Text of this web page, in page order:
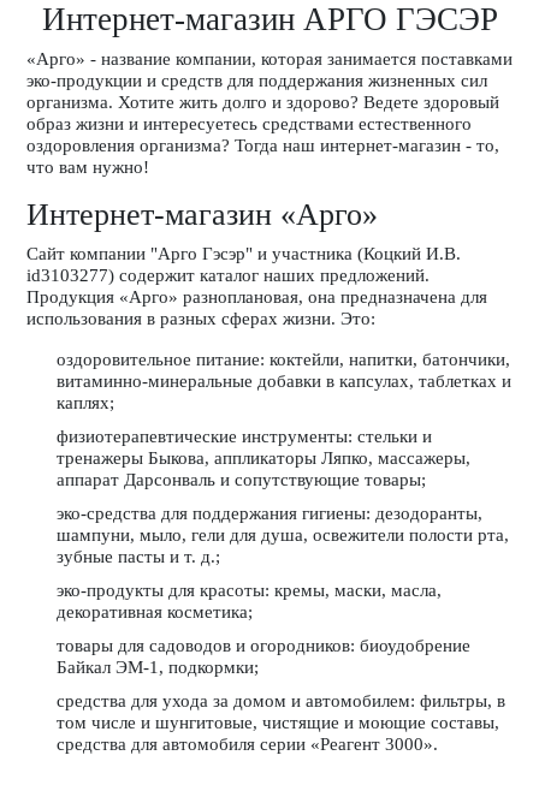
Интернет-магазин АРГО ГЭСЭР
«Арго» - название компании, которая занимается поставками
эко-продукции и средств для поддержания жизненных сил
организма. Хотите жить долго и здорово? Ведете здоровый
образ жизни и интересуетесь средствами естественного
оздоровления организма? Тогда наш интернет-магазин - то,
что вам нужно!
Интернет-магазин «Арго»
Сайт компании "Арго Гэсэр" и участника (Коцкий И.В.
id3103277) содержит каталог наших предложений.
Продукция «Арго» разноплановая, она предназначена для
использования в разных сферах жизни. Это:
оздоровительное питание: коктейли, напитки, батончики,
витаминно-минеральные добавки в капсулах, таблетках и
каплях;
физиотерапевтические инструменты: стельки и
тренажеры Быкова, аппликаторы Ляпко, массажеры,
аппарат Дарсонваль и сопутствующие товары;
эко-средства для поддержания гигиены: дезодоранты,
шампуни, мыло, гели для душа, освежители полости рта,
зубные пасты и т. д.;
эко-продукты для красоты: кремы, маски, масла,
декоративная косметика;
товары для садоводов и огородников: биоудобрение
Байкал ЭМ-1, подкормки;
средства для ухода за домом и автомобилем: фильтры, в
том числе и шунгитовые, чистящие и моющие составы,
средства для автомобиля серии «Реагент 3000».